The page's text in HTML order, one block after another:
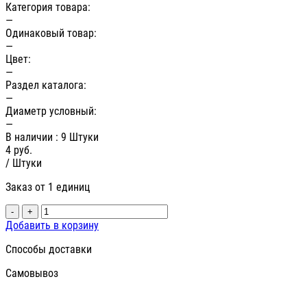
Категория товара:
—
Одинаковый товар:
—
Цвет:
—
Раздел каталога:
—
Диаметр условный:
—
В наличии : 9 Штуки
4 руб.
/ Штуки
Заказ от 1 единиц
- +
Добавить в корзину
Способы доставки
Самовывоз